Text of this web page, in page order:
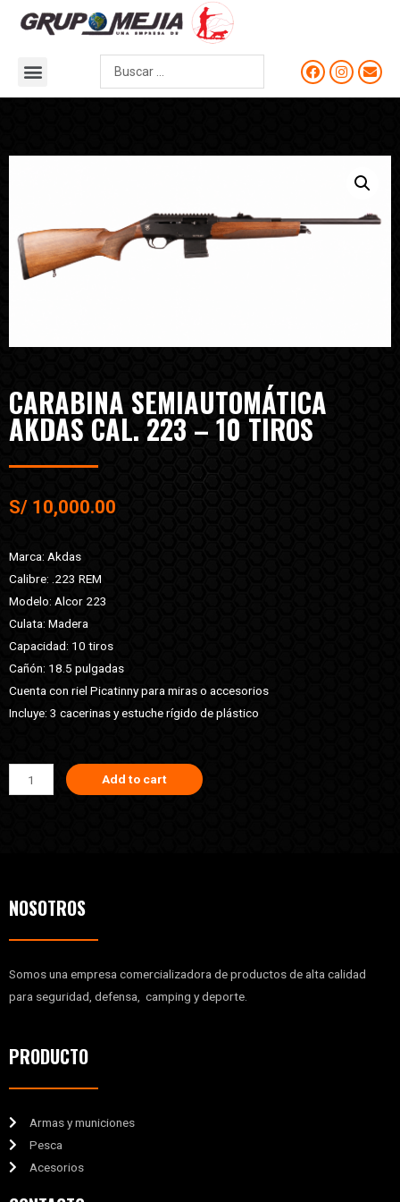
CARABINA SEMIAUTOMÁTICA
AKDAS CAL. 223 – 10 TIROS
S/ 10,000.00
Marca: Akdas
Calibre: .223 REM
Modelo: Alcor 223
Culata: Madera
Capacidad: 10 tiros
Cañón: 18.5 pulgadas
Cuenta con riel Picatinny para miras o accesorios
Incluye: 3 cacerinas y estuche rígido de plástico
Add to cart
NOSOTROS
Somos una empresa comercializadora de productos de alta calidad
para seguridad, defensa, camping y deporte.
PRODUCTO
Armas y municiones
Pesca
Acesorios